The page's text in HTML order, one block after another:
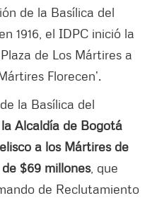
de la Basílica del
1916, el IDPC inició la
de Los Mártires a
Florecen’.
la Basílica del
la Alcaldía de Bogotá
a los Mártires de
$69 millones, que
de Reclutamiento